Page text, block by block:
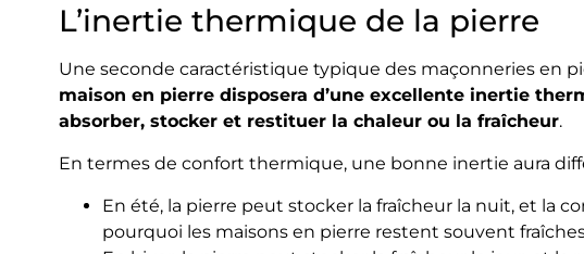
L’inertie thermique de la pierre
Une seconde caractéristique typique des maçonneries en
maison en pierre disposera d’une excellente inertie
absorber, stocker et restituer la chaleur ou la fraîcheur.
En termes de confort thermique, une bonne inertie aura
En été, la pierre peut stocker la fraîcheur la nuit, et la
pourquoi les maisons en pierre restent souvent